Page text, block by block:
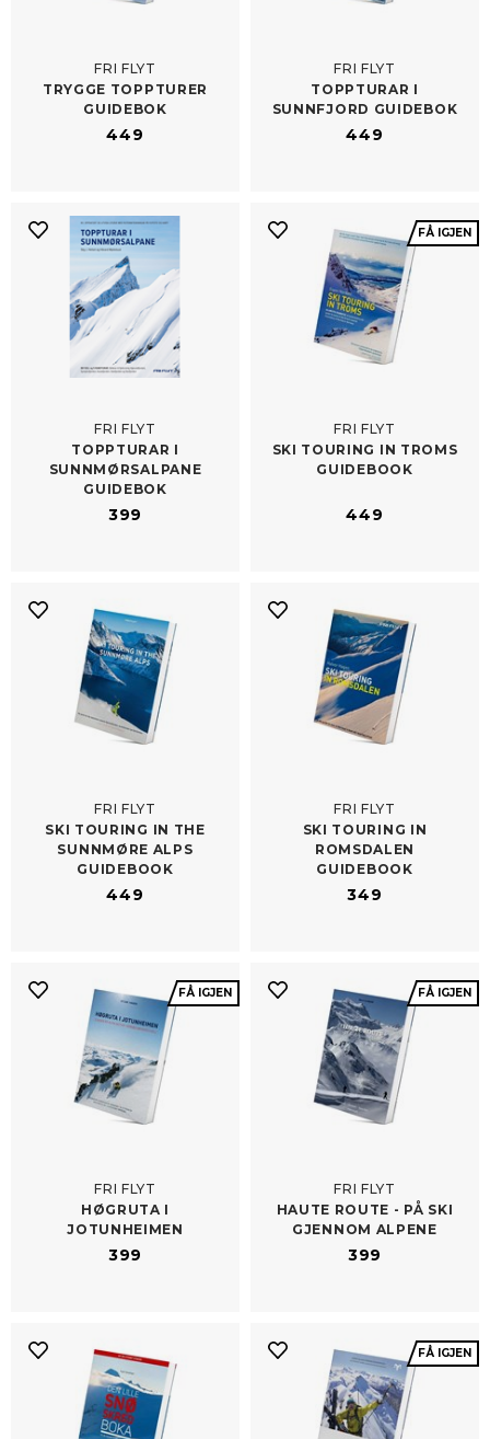
FRI FLYT
TRYGGE TOPPTURER
GUIDEBOK
449
FRI FLYT
TOPPTURAR I
SUNNFJORD GUIDEBOK
449
FRI FLYT
TOPPTURAR I
SUNNMØRSALPANE
GUIDEBOK
399
FÅ IGJEN
FRI FLYT
SKI TOURING IN TROMS
GUIDEBOOK
449
FRI FLYT
SKI TOURING IN THE
SUNNMØRE ALPS
GUIDEBOOK
449
FRI FLYT
SKI TOURING IN
ROMSDALEN
GUIDEBOOK
349
FÅ IGJEN
FRI FLYT
HØGRUTA I
JOTUNHEIMEN
399
FÅ IGJEN
FRI FLYT
HAUTE ROUTE -​ PÅ SKI
GJENNOM ALPENE
399
FÅ IGJEN